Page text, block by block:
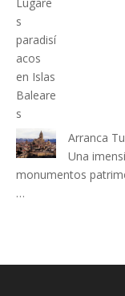
Arranca
Una
monumentos
…